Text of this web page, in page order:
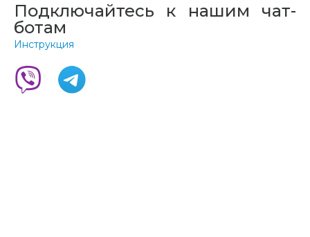
Подключайтесь к нашим чат-
ботам
Инструкция